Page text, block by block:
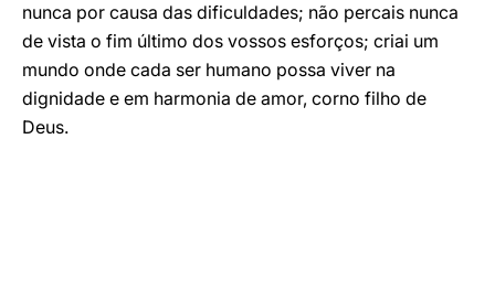
nunca por causa das dificuldades; não percais nunca
de vista o fim último dos vossos esforços; criai um
mundo onde cada ser humano possa viver na
dignidade e em harmonia de amor, corno filho de
Deus.